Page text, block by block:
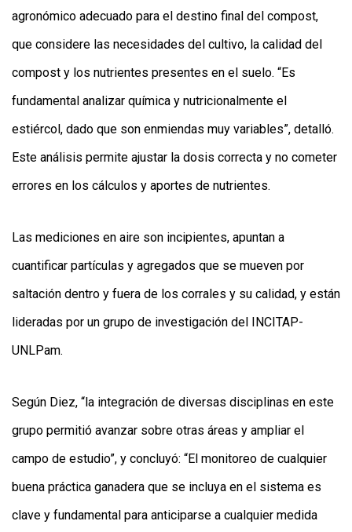
agronómico adecuado para el destino final del compost,
que considere las necesidades del cultivo, la calidad del
compost y los nutrientes presentes en el suelo. “Es
fundamental analizar química y nutricionalmente el
estiércol, dado que son enmiendas muy variables”, detalló.
Este análisis permite ajustar la dosis correcta y no cometer
errores en los cálculos y aportes de nutrientes.
Las mediciones en aire son incipientes, apuntan a
cuantificar partículas y agregados que se mueven por
saltación dentro y fuera de los corrales y su calidad, y están
lideradas por un grupo de investigación del INCITAP-
UNLPam.
Según Diez, “la integración de diversas disciplinas en este
grupo permitió avanzar sobre otras áreas y ampliar el
campo de estudio”, y concluyó: “El monitoreo de cualquier
buena práctica ganadera que se incluya en el sistema es
clave y fundamental para anticiparse a cualquier medida